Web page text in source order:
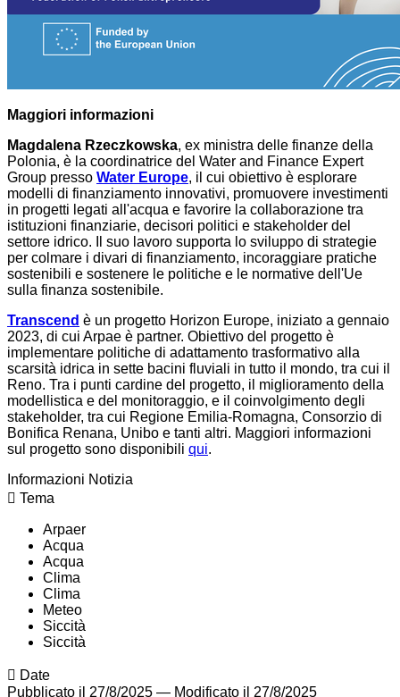
Maggiori informazioni
Magdalena Rzeczkowska, ex ministra delle finanze della
Polonia, è la coordinatrice del Water and Finance Expert
Group presso Water Europe, il cui obiettivo è esplorare
modelli di finanziamento innovativi, promuovere investimenti
in progetti legati all'acqua e favorire la collaborazione tra
istituzioni finanziarie, decisori politici e stakeholder del
settore idrico. Il suo lavoro supporta lo sviluppo di strategie
per colmare i divari di finanziamento, incoraggiare pratiche
sostenibili e sostenere le politiche e le normative dell'Ue
sulla finanza sostenibile.
Transcend è un progetto Horizon Europe, iniziato a gennaio
2023, di cui Arpae è partner. Obiettivo del progetto è
implementare politiche di adattamento trasformativo alla
scarsità idrica in sette bacini fluviali in tutto il mondo, tra cui il
Reno. Tra i punti cardine del progetto, il miglioramento della
modellistica e del monitoraggio, e il coinvolgimento degli
stakeholder, tra cui Regione Emilia-Romagna, Consorzio di
Bonifica Renana, Unibo e tanti altri. Maggiori informazioni
sul progetto sono disponibili qui.
Informazioni Notizia
Tema
Arpaer
Acqua
Acqua
Clima
Clima
Meteo
Siccità
Siccità
Date
Pubblicato il 27/8/2025 — Modificato il 27/8/2025